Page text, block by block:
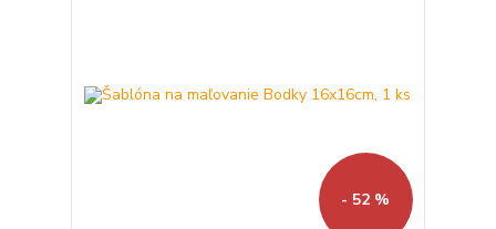
- 52 %